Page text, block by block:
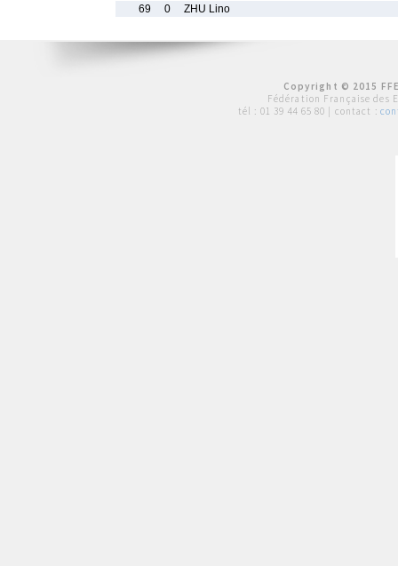
69
0 ZHU Lino
Copyright © 2015
Fédération Française des
tél : 01 39 44 65 80 | contact :